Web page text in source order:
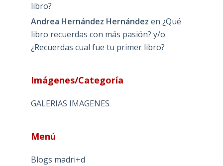
libro?
Andrea Hernández Hernández en ¿Qué
libro recuerdas con más pasión? y/o
¿Recuerdas cual fue tu primer libro?
Imágenes/Categoría
GALERIAS IMAGENES
Menú
Blogs madri+d